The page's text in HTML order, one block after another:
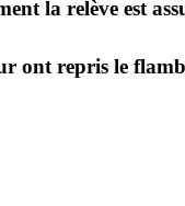
la relève est
ont repris le